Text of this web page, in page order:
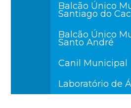
Balcão Único
Santiago do
Balcão Único
Santo André
Canil Municipal
Laboratório de